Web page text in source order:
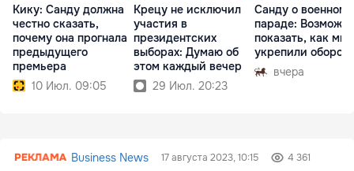
Кику: Санду должна
честно сказать,
почему она прогнала
предыдущего
премьера
10 Июл. 09:05
Крецу не исключил
участия в
президентских
выборах: Думаю об
этом каждый вечер
29 Июл. 20:23
Санду о военном
параде:
показать, как мы
укрепили
вчера
Business News 17 августа 2023, 10:15 4 361